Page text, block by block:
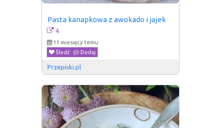
Pasta kanapkowa z awokado i jajek
4
11 miesięcy temu
Śledź
Dodaj
Przepiski.pl